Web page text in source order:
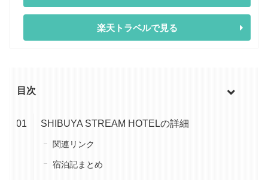
楽天トラベルで見る
目次
SHIBUYA STREAM HOTELの詳細
関連リンク
宿泊記まとめ